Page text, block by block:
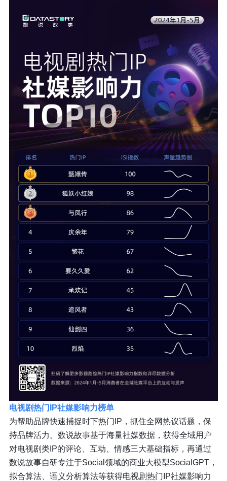
电视剧热门IP社媒影响力榜单
为帮助品牌快速捕捉时下热门IP，抓住全网热议话题，保
持品牌活力。数说故事基于海量社媒数据，获得全域用户
对电视剧类IP的评论、互动、情感三大基础指标，再通过
数说故事自研专注于Social领域的商业大模型SocialGPT，
拟合算法、语义分析算法等获得电视剧热门IP社媒影响力